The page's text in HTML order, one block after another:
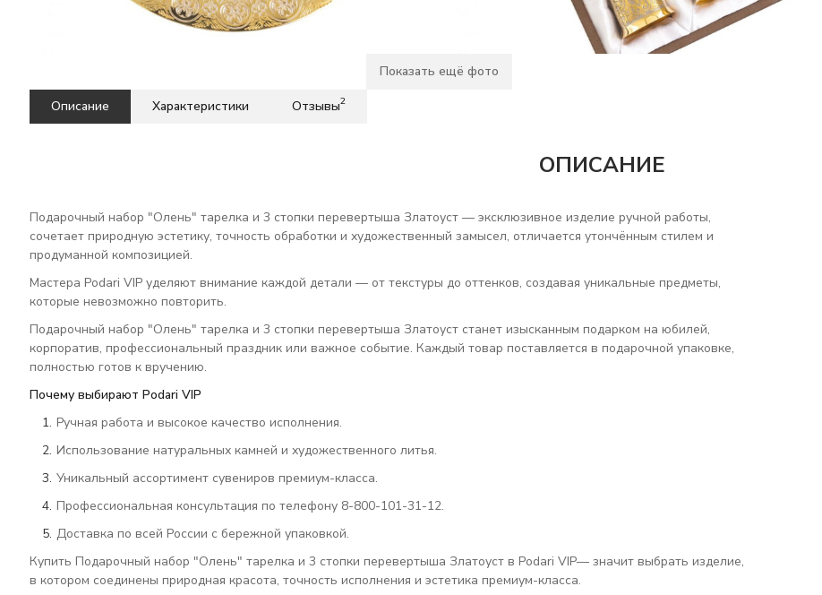
Показать ещё фото
Описание Характеристики Отзывы2
ОПИСАНИЕ
Подарочный набор "Олень" тарелка и 3 стопки перевертыша Златоуст — эксклюзивное изделие ручной работы,
сочетает природную эстетику, точность обработки и художественный замысел, отличается утончённым стилем и
продуманной композицией.
Мастера Podari VIP уделяют внимание каждой детали — от текстуры до оттенков, создавая уникальные предметы,
которые невозможно повторить.
Подарочный набор "Олень" тарелка и 3 стопки перевертыша Златоуст станет изысканным подарком на юбилей,
корпоратив, профессиональный праздник или важное событие. Каждый товар поставляется в подарочной упаковке,
полностью готов к вручению.
Почему выбирают Podari VIP
Ручная работа и высокое качество исполнения.
Использование натуральных камней и художественного литья.
Уникальный ассортимент сувениров премиум-класса.
Профессиональная консультация по телефону 8-800-101-31-12.
Доставка по всей России с бережной упаковкой.
Купить Подарочный набор "Олень" тарелка и 3 стопки перевертыша Златоуст в Podari VIP— значит выбрать изделие,
в котором соединены природная красота, точность исполнения и эстетика премиум-класса.